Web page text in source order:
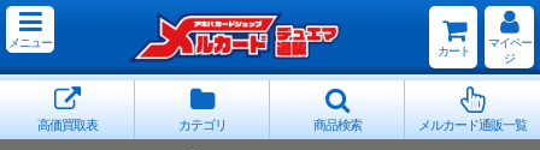
メニュー
カート
マイペー
ジ
高価買取表 カテゴリ 商品検索 メルカード通販一覧